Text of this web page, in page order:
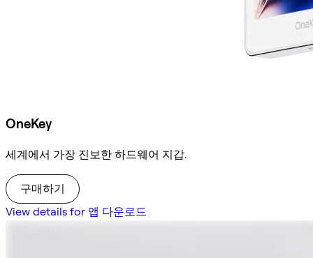
OneKey
세계에서 가장 진보한 하드웨어 지갑.
구매하기
View details for 앱 다운로드